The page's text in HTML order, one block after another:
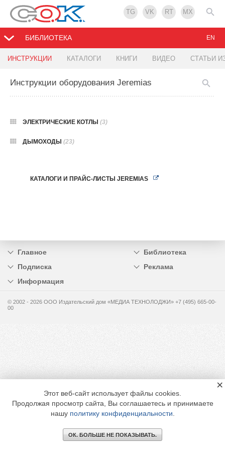
TG VK RT MX
БИБЛИОТЕКА
ИНСТРУКЦИИ КАТАЛОГИ КНИГИ ВИДЕО СТАТЬИ
EN
Инструкции оборудования Jeremias
ЭЛЕКТРИЧЕСКИЕ КОТЛЫ (3)
ДЫМОХОДЫ (23)
КАТАЛОГИ И ПРАЙС-ЛИСТЫ JEREMIAS
Главное
Библиотека
Подписка
Реклама
Информация
© 2002 - 2026 OOO Издательский дом «МЕДИА ТЕХНОЛОДЖИ» +7 (495) 665-00-
00
Этот веб-сайт использует файлы cookies.
Продолжая просмотр сайта, Вы соглашаетесь и принимаете
нашу политику конфиденциальности
ОК. БОЛЬШЕ НЕ ПОКАЗЫВАТЬ.
×